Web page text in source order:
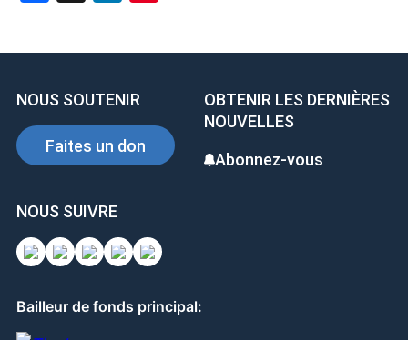
NOUS SOUTENIR
Faites un don
OBTENIR LES DERNIÈRES
NOUVELLES
Abonnez-vous
NOUS SUIVRE
Bailleur de fonds principal: